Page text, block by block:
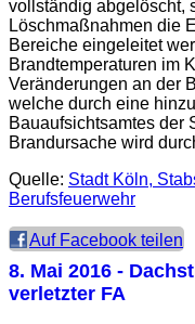
vollständig abgelöscht,
Löschmaßnahmen die
Bereiche eingeleitet
Brandtemperaturen im
Veränderungen an der
welche durch eine
Bauaufsichtsamtes der
Brandursache wird
Quelle: Stadt Köln,
Berufsfeuerwehr
Auf Facebook teilen
8. Mai 2016 -
verletzter FA